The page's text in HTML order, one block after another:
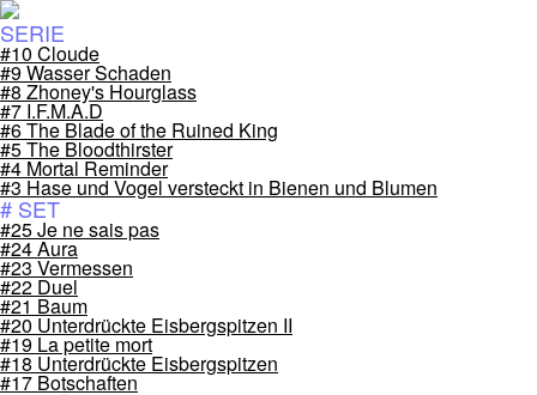
SERIE
#10 Cloude
#9 Wasser Schaden
#8 Zhoney's Hourglass
#7 I.F.M.A.D
#6 The Blade of the Ruined King
#5 The Bloodthirster
#4 Mortal Reminder
#3 Hase und Vogel versteckt in Bienen und Blumen
# SET
#25 Je ne sais pas
#24 Aura
#23 Vermessen
#22 Duel
#21 Baum
#20 Unterdrückte Eisbergspitzen II
#19 La petite mort
#18 Unterdrückte Eisbergspitzen
#17 Botschaften